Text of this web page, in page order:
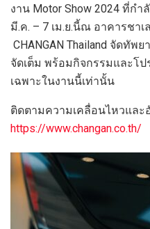
งาน Motor Show 2024 ที่ก
มี.ค. – 7 เม.ย.นี้ณ อาคารชา
CHANGAN Thailand จัดทั
จัดเต็ม พร้อมกิจกรรมและโ
เฉพาะในงานนี้เท่านั้น
ติดตามความเคลื่อนไหวและ
https://www.changan.co.th/